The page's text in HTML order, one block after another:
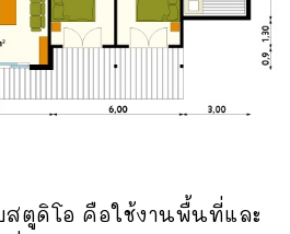
ตูดิโอ คือใช้งานพื้นที่และ